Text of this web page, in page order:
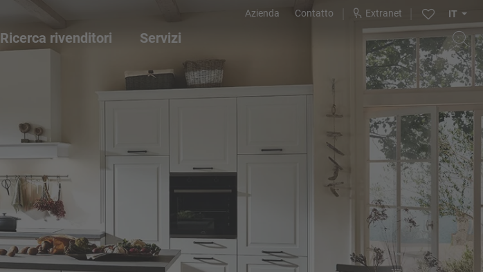
Azienda Contatto Extranet IT
Ricerca rivenditori Servizi